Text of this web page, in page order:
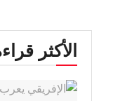
الأكثر